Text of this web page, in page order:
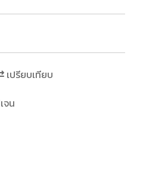
เปรียบเทียบ
จน